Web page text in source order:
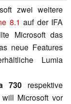
zwei weitere
8.1 auf der IFA
Microsoft das
neue Features
Lumia
730respektive
will Microsoft vor